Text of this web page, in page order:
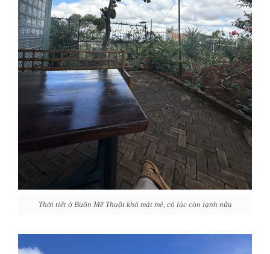
Thời tiết ở Buôn Mê Thuột khá mát mẻ, có lúc còn lạnh nữa